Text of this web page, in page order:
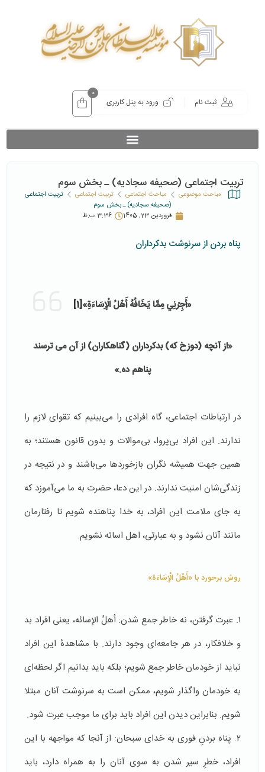
ثبت نام ورود به پنل کاربری
0
تربیت اجتماعی (صحیفه سجادیه) ـ بخش سوم
مباحث موضوعی مباحث اجتماعی تربیت اجتماعی
تربیت اجتماعی
(صحیفه سجادیه) ـ بخش سوم
فروردین 23, 1405
3:36 ب.ظ
پناه بردن از سرنوشت بدکرداران
«أَجِرْنِي مِمَّا يَخَافُهُ أَهْلُ الْإِسَاءَةِ»[1]
«‌از‌ آنچه (دوزخ که) بدکرداران (گناهکاران) ‌از‌ ‌آن‌ ‌مى‌ ترسند
پناهم ده.»
در ارتباطات اجتماعی، گاه افرادی را می‌بینیم که تقوای لازم را
ندارند. این افراد بی‌پروا، بی‌موالات و بدون قانون هستند؛ به
همین جهت همیشه نگران بازخوردها می‌باشند و در نتیجه در
زندگی‌شان امنیت ندارند. در این دعا، حضرت به ما می‌آموزد که
به جای ملامت این افراد، به خدا پناهنده شویم تا رفتارمان
مانند آنان نشود و به عبارتی، اهل اسائه نشویم.
روش برحورد با «أَهْلُ الْإِسَاءَة»
۱. عبرت گرفتن، نه خاطر جمع شدن: أهلُ الإسائه، یعنی افراد بد
و خلافکار، در هر جامعه‌ای وجود دارند. با مشاهدهٔ این افراد
نباید از خودمان خاطر جمع شویم؛ بلکه باید بدانیم اگر لحظه‌ای
به خودمان واگذار شویم، ممکن است به سرنوشت آنان مبتلا
شویم. بنابراین دیدن این افراد باید برای ما موجب عبرت شود.
۲. پناه بردنِ فوری به خدای سبحان: از آنجا که مواجهه با این
افراد، خطرِ سیر شدن به سوی آنان را به همراه دارد، باید